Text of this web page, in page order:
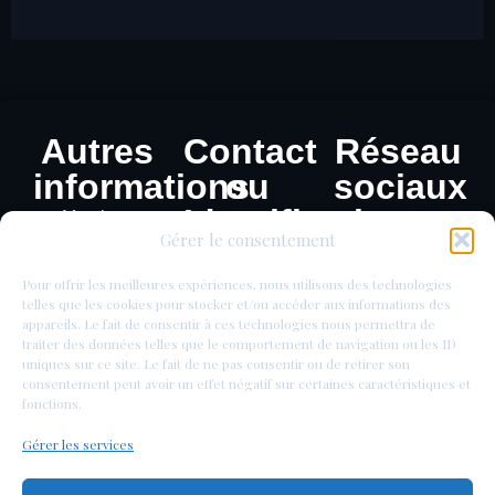
Gérer le consentement
Pour offrir les meilleures expériences, nous utilisons des technologies
telles que les cookies pour stocker et/ou accéder aux informations des
appareils. Le fait de consentir à ces technologies nous permettra de
traiter des données telles que le comportement de navigation ou les ID
uniques sur ce site. Le fait de ne pas consentir ou de retirer son
consentement peut avoir un effet négatif sur certaines caractéristiques et
fonctions.
Gérer les services
Autres
informations
Mentions
confidentialité
Contact
ou
Identification
de
monnaie
Réseau
sociaux